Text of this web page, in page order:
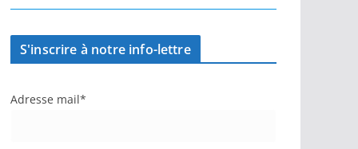
S'inscrire à notre info-lettre
Adresse mail*